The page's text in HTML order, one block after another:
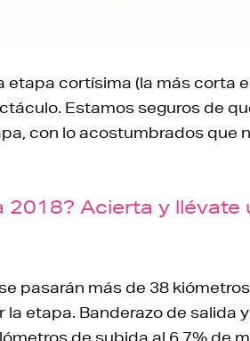
etapa cortísima (la más corta
Estamos seguros de
con lo acostumbrados que
2018? Acierta y llévate
pasarán más de 38
etapa. Banderazo de salida